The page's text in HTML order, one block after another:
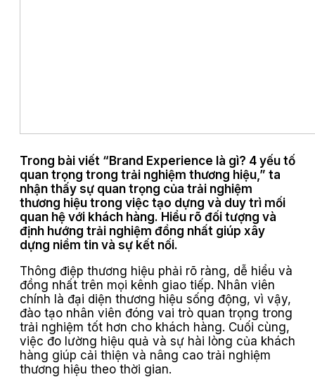
Trong bài viết “Brand Experience là gì? 4 yếu tố
quan trọng trong trải nghiệm thương hiệu,” ta
nhận thấy sự quan trọng của trải nghiệm
thương hiệu trong việc tạo dựng và duy trì mối
quan hệ với khách hàng. Hiểu rõ đối tượng và
định hướng trải nghiệm đồng nhất giúp xây
dựng niềm tin và sự kết nối.
Thông điệp thương hiệu phải rõ ràng, dễ hiểu và
đồng nhất trên mọi kênh giao tiếp. Nhân viên
chính là đại diện thương hiệu sống động, vì vậy,
đào tạo nhân viên đóng vai trò quan trọng trong
trải nghiệm tốt hơn cho khách hàng. Cuối cùng,
việc đo lường hiệu quả và sự hài lòng của khách
hàng giúp cải thiện và nâng cao trải nghiệm
thương hiệu theo thời gian.